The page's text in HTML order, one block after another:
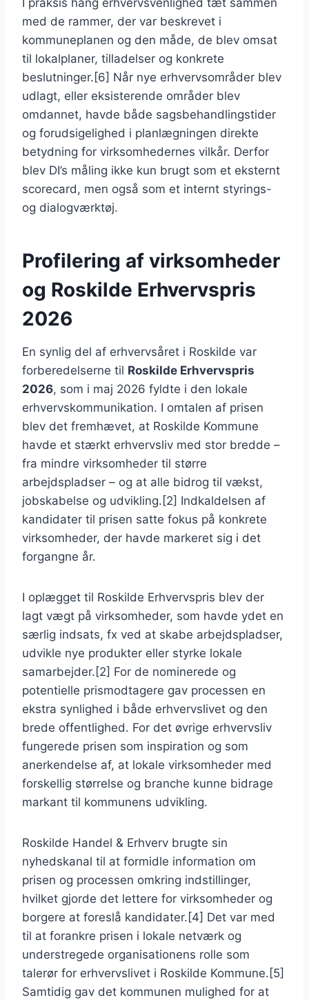
I praksis hang erhvervsvenlighed tæt sammen
med de rammer, der var beskrevet i
kommuneplanen og den måde, de blev omsat
til lokalplaner, tilladelser og konkrete
beslutninger.[6] Når nye erhvervsområder blev
udlagt, eller eksisterende områder blev
omdannet, havde både sagsbehandlingstider
og forudsigelighed i planlægningen direkte
betydning for virksomhedernes vilkår. Derfor
blev DI’s måling ikke kun brugt som et eksternt
scorecard, men også som et internt styrings-
og dialogværktøj.
Profilering af virksomheder
og Roskilde Erhvervspris
2026
En synlig del af erhvervsåret i Roskilde var
forberedelserne til Roskilde Erhvervspris
2026, som i maj 2026 fyldte i den lokale
erhvervskommunikation. I omtalen af prisen
blev det fremhævet, at Roskilde Kommune
havde et stærkt erhvervsliv med stor bredde –
fra mindre virksomheder til større
arbejdspladser – og at alle bidrog til vækst,
jobskabelse og udvikling.[2] Indkaldelsen af
kandidater til prisen satte fokus på konkrete
virksomheder, der havde markeret sig i det
forgangne år.
I oplægget til Roskilde Erhvervspris blev der
lagt vægt på virksomheder, som havde ydet en
særlig indsats, fx ved at skabe arbejdspladser,
udvikle nye produkter eller styrke lokale
samarbejder.[2] For de nominerede og
potentielle prismodtagere gav processen en
ekstra synlighed i både erhvervslivet og den
brede offentlighed. For det øvrige erhvervsliv
fungerede prisen som inspiration og som
anerkendelse af, at lokale virksomheder med
forskellig størrelse og branche kunne bidrage
markant til kommunens udvikling.
Roskilde Handel & Erhverv brugte sin
nyhedskanal til at formidle information om
prisen og processen omkring indstillinger,
hvilket gjorde det lettere for virksomheder og
borgere at foreslå kandidater.[4] Det var med
til at forankre prisen i lokale netværk og
understregede organisationens rolle som
talerør for erhvervslivet i Roskilde Kommune.[5]
Samtidig gav det kommunen mulighed for at